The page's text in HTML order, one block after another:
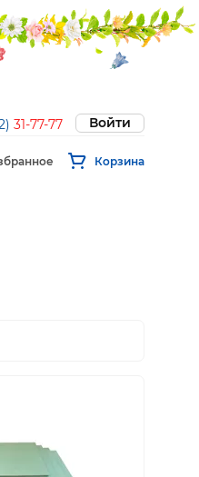
31-77-77 Войти
Корзина